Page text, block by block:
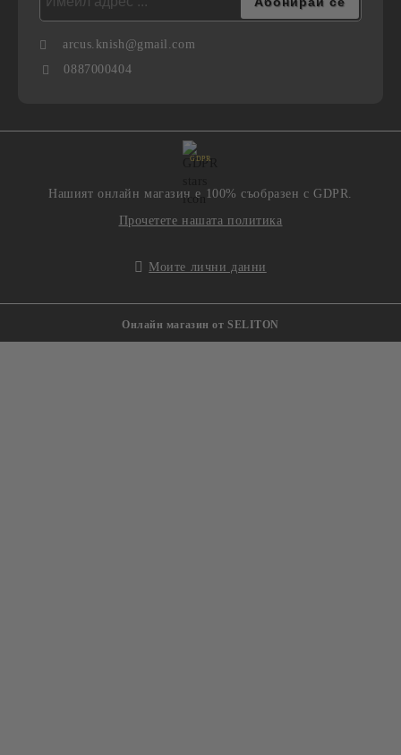
arcus.knish@gmail.com
0887000404
GDPR
Нашият онлайн магазин е 100% съобразен с GDPR.
Прочетете нашата политика
Моите лични данни
Онлайн магазин от SELITON